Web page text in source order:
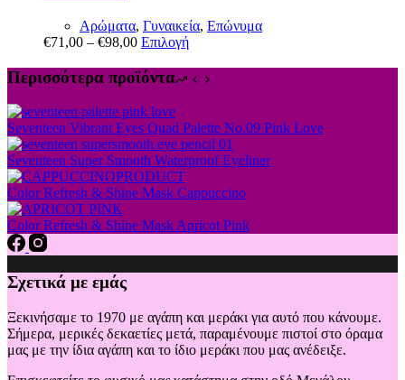
Αρώματα, Γυναικεία, Επώνυμα
€71,00 – €98,00 ΕπιλογήΑυτό
προϊόν
παραλλαγές.
Οι
επιλογές
μπορούν
να
επιλεγούν
στη
σελίδα
του
Περισσότερα προϊόντα
Seventeen Vibrant Eyes Quad Palette No.09 Pink Love
Seventeen Super Smooth Waterproof Eyeliner
Color Refresh & Shine Mask Cappuccino
Color Refresh & Shine Mask Apricot Pink
Σχετικά με εμάς
Ξεκινήσαμε το 1970 με αγάπη και μεράκι για αυτό που κάνουμε.
Σήμερα, μερικές δεκαετίες μετά, παραμένουμε πιστοί στο όραμα
μας με την ίδια αγάπη και το ίδιο μεράκι που μας ανέδειξε.